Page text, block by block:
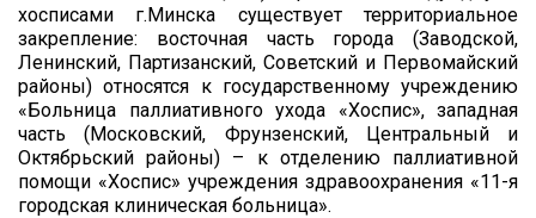
хосписами г.Минска существует территориальное
закрепление: восточная часть города (Заводской,
Ленинский, Партизанский, Советский и Первомайский
районы) относятся к государственному учреждению
«Больница паллиативного ухода «Хоспис», западная
часть (Московский, Фрунзенский, Центральный и
Октябрьский районы) – к отделению паллиативной
помощи «Хоспис» учреждения здравоохранения «11-я
городская клиническая больница».